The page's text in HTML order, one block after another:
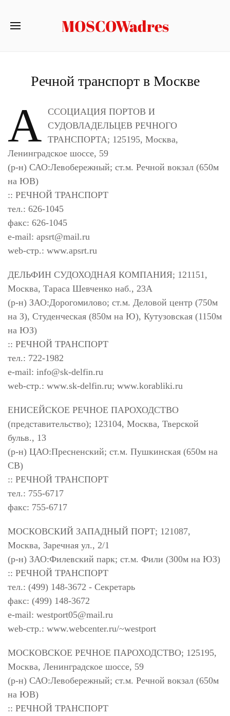
MOSCOWadres
Речной транспорт в Москве
А ССОЦИАЦИЯ ПОРТОВ И
СУДОВЛАДЕЛЬЦЕВ РЕЧНОГО
ТРАНСПОРТА; 125195, Москва,
Ленинградское шоссе, 59
(р-н) САО:Левобережный; ст.м. Речной вокзал (650м
на ЮВ)
:: РЕЧНОЙ ТРАНСПОРТ
тел.: 626-1045
факс: 626-1045
e-mail: apsrt@mail.ru
web-стр.: www.apsrt.ru
ДЕЛЬФИН СУДОХОДНАЯ КОМПАНИЯ; 121151,
Москва, Тараса Шевченко наб., 23А
(р-н) ЗАО:Дорогомилово; ст.м. Деловой центр (750м
на З), Студенческая (850м на Ю), Кутузовская (1150м
на ЮЗ)
:: РЕЧНОЙ ТРАНСПОРТ
тел.: 722-1982
e-mail: info@sk-delfin.ru
web-стр.: www.sk-delfin.ru; www.korabliki.ru
ЕНИСЕЙСКОЕ РЕЧНОЕ ПАРОХОДСТВО
(представительство); 123104, Москва, Тверской
бульв., 13
(р-н) ЦАО:Пресненский; ст.м. Пушкинская (650м на
СВ)
:: РЕЧНОЙ ТРАНСПОРТ
тел.: 755-6717
факс: 755-6717
МОСКОВСКИЙ ЗАПАДНЫЙ ПОРТ; 121087,
Москва, Заречная ул., 2/1
(р-н) ЗАО:Филевский парк; ст.м. Фили (300м на ЮЗ)
:: РЕЧНОЙ ТРАНСПОРТ
тел.: (499) 148-3672 - Секретарь
факс: (499) 148-3672
e-mail: westport05@mail.ru
web-стр.: www.webcenter.ru/~westport
МОСКОВСКОЕ РЕЧНОЕ ПАРОХОДСТВО; 125195,
Москва, Ленинградское шоссе, 59
(р-н) САО:Левобережный; ст.м. Речной вокзал (650м
на ЮВ)
:: РЕЧНОЙ ТРАНСПОРТ